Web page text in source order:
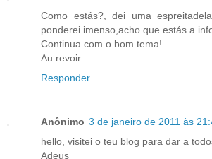
Como estás?, dei uma
ponderei imenso,acho que estás a
Continua com o bom tema!
Au revoir
Responder
Anônimo 3 de janeiro de 2011 às
hello, visitei o teu blog para dar a
Adeus